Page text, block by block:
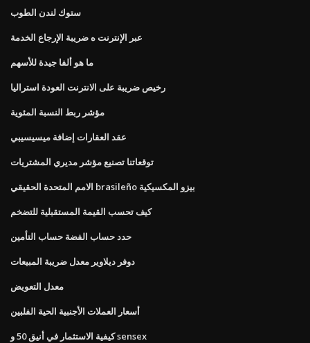
ستوك لندن الطوب
عبر الإنترنت ه ضريبة الإرجاع الخدمة
ما هو ألفا جيدة للأسهم
رخيص ضريبة على الانترنت العودة استراليا
مؤشر ربط النسبة المئوية
عقد العقارات إضافة ميسيسيبي
توقعاتنا تصنيع مؤشر مديري المشتريات
الامم المتحدة الحقيقي brasileño بيزو المكسيكية
كيف تحسب القيمة المستقبلية للتضخم
حدد حساب الفضة حساب التأمين
دوفر ديلاوير معدل ضريبة المبيعات
معدل التعويض
أسعار العملات الأجنبية الحية الفلبين
كيفية الاستثمار في أنيق 50 و sensex